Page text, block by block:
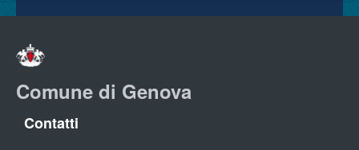
Comune di Genova
Contatti